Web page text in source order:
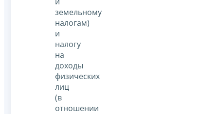
земельному
налогам)
и
налогу
на
доходы
физических
лиц
(в
отношении